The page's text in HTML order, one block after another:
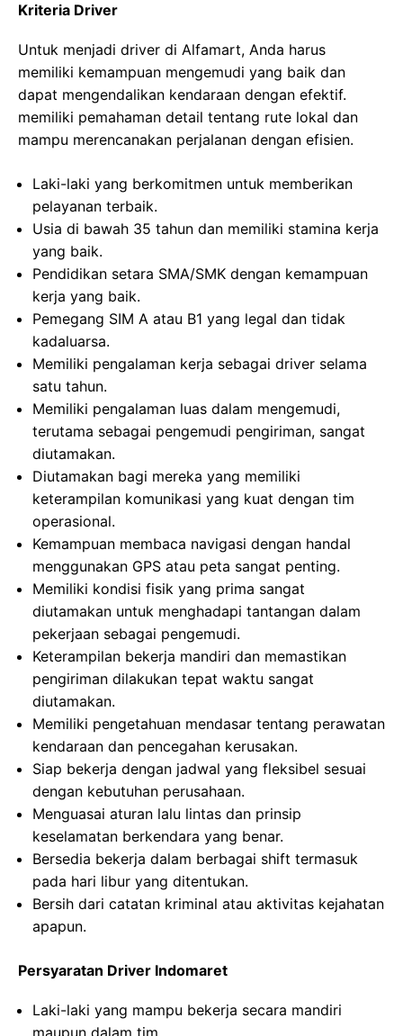
Kriteria Driver
Untuk menjadi driver di Alfamart, Anda harus
memiliki kemampuan mengemudi yang baik dan
dapat mengendalikan kendaraan dengan efektif.
memiliki pemahaman detail tentang rute lokal dan
mampu merencanakan perjalanan dengan efisien.
Laki-laki yang berkomitmen untuk memberikan
pelayanan terbaik.
Usia di bawah 35 tahun dan memiliki stamina kerja
yang baik.
Pendidikan setara SMA/SMK dengan kemampuan
kerja yang baik.
Pemegang SIM A atau B1 yang legal dan tidak
kadaluarsa.
Memiliki pengalaman kerja sebagai driver selama
satu tahun.
Memiliki pengalaman luas dalam mengemudi,
terutama sebagai pengemudi pengiriman, sangat
diutamakan.
Diutamakan bagi mereka yang memiliki
keterampilan komunikasi yang kuat dengan tim
operasional.
Kemampuan membaca navigasi dengan handal
menggunakan GPS atau peta sangat penting.
Memiliki kondisi fisik yang prima sangat
diutamakan untuk menghadapi tantangan dalam
pekerjaan sebagai pengemudi.
Keterampilan bekerja mandiri dan memastikan
pengiriman dilakukan tepat waktu sangat
diutamakan.
Memiliki pengetahuan mendasar tentang perawatan
kendaraan dan pencegahan kerusakan.
Siap bekerja dengan jadwal yang fleksibel sesuai
dengan kebutuhan perusahaan.
Menguasai aturan lalu lintas dan prinsip
keselamatan berkendara yang benar.
Bersedia bekerja dalam berbagai shift termasuk
pada hari libur yang ditentukan.
Bersih dari catatan kriminal atau aktivitas kejahatan
apapun.
Persyaratan Driver Indomaret
Laki-laki yang mampu bekerja secara mandiri
maupun dalam tim.